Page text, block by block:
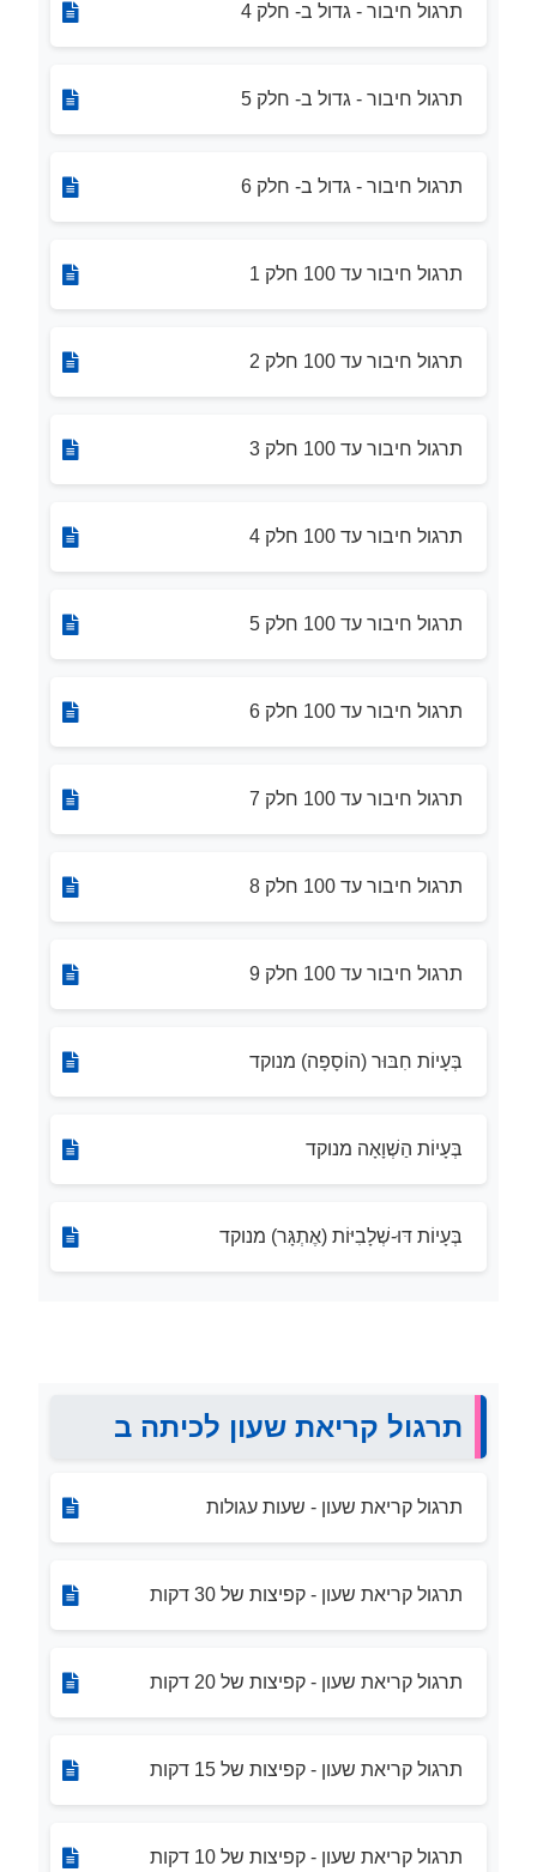
תרגול חיבור - גדול ב- חלק 4
תרגול חיבור - גדול ב- חלק 5
תרגול חיבור - גדול ב- חלק 6
תרגול חיבור עד 100 חלק 1
תרגול חיבור עד 100 חלק 2
תרגול חיבור עד 100 חלק 3
תרגול חיבור עד 100 חלק 4
תרגול חיבור עד 100 חלק 5
תרגול חיבור עד 100 חלק 6
תרגול חיבור עד 100 חלק 7
תרגול חיבור עד 100 חלק 8
תרגול חיבור עד 100 חלק 9
בְּעָיוֹת חִבּוּר (הוֹסָפָה) מנוקד
בְּעָיוֹת הַשְׁוָאָה מנוקד
בְּעָיוֹת דּוּ-שְׁלָבִיּוֹת (אֶתְגָּר) מנוקד
תרגול קריאת שעון לכיתה ב
תרגול קריאת שעון - שעות עגולות
תרגול קריאת שעון - קפיצות של 30 דקות
תרגול קריאת שעון - קפיצות של 20 דקות
תרגול קריאת שעון - קפיצות של 15 דקות
תרגול קריאת שעון - קפיצות של 10 דקות